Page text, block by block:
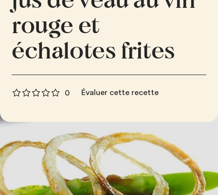
rouge et
échalotes frites
0 Évaluer cette recette